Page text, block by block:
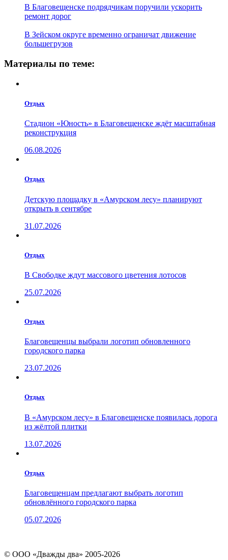
В Благовещенске подрядчикам поручили ускорить
ремонт дорог
В Зейском округе временно ограничат движение
большегрузов
Материалы по теме:
Отдых
Стадион «Юность» в Благовещенске ждёт масштабная
реконструкция
06.08.2026
Отдых
Детскую площадку в «Амурском лесу» планируют
открыть в сентябре
31.07.2026
Отдых
В Свободке ждут массового цветения лотосов
25.07.2026
Отдых
Благовещенцы выбрали логотип обновленного
городского парка
23.07.2026
Отдых
В «Амурском лесу» в Благовещенске появилась дорога
из жёлтой плитки
13.07.2026
Отдых
Благовещенцам предлагают выбрать логотип
обновлённого городского парка
05.07.2026
© ООО «Дважды два» 2005-2026